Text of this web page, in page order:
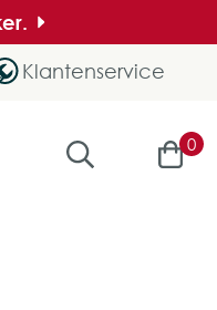
Klantenservice
0